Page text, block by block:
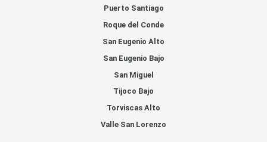
Puerto Santiago
Roque del Conde
San Eugenio Alto
San Eugenio Bajo
San Miguel
Tijoco Bajo
Torviscas Alto
Valle San Lorenzo